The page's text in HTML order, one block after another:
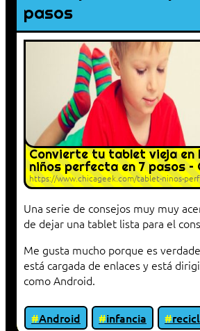
pasos
Convierte tu tablet vieja
niños perfecta en 7 pasos –
https://www.chicageek.com/tablet-ninos-
Una serie de consejos muy muy
de dejar una tablet lista para el
Me gusta mucho porque es
está cargada de enlaces y está
como Android.
Android infancia